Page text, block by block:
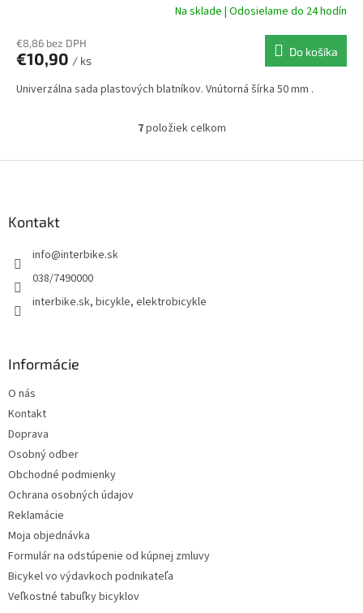
Na sklade | Odosielame do 24 hodín
€8,86 bez DPH
€10,90 / ks
Do košíka
Univerzálna sada plastových blatníkov. Vnútorná šírka 50 mm .
O
l
v
7položiek celkom
Kontakt
info@interbike.sk
038/7490000
interbike.sk, bicykle, elektrobicykle
Informácie
O nás
Kontakt
Doprava
Osobný odber
Obchodné podmienky
Ochrana osobných údajov
Reklamácie
Moja objednávka
Formulár na odstúpenie od kúpnej zmluvy
Bicykel vo výdavkoch podnikateľa
Veľkostné tabuľky bicyklov